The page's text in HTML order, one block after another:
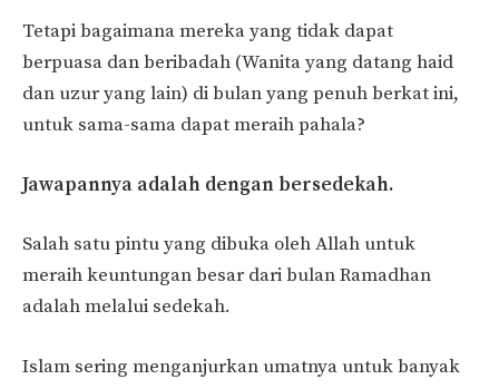
Tetapi bagaimana mereka yang tidak dapat
berpuasa dan beribadah (Wanita yang datang haid
dan uzur yang lain) di bulan yang penuh berkat ini,
untuk sama-sama dapat meraih pahala?
Jawapannya adalah dengan bersedekah.
Salah satu pintu yang dibuka oleh Allah untuk
meraih keuntungan besar dari bulan Ramadhan
adalah melalui sedekah.
Islam sering menganjurkan umatnya untuk banyak